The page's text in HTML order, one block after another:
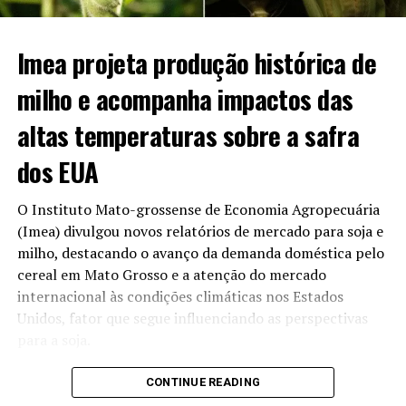
apresenta os seguintes destaques:
Vantagem no varejo:Com média de R$ 3,74/l, os
postos mato-grossenses perdem em preço baixo
apenas para São Paulo (R$ 3,70/l).
Comparativo anual:
representa um recuo de 5,79% em relação ao
mesmo período de 2025, quando o litro custava R$
3,97.
Volume de produção:O estado mantém o
segundo lugar no ranking de fabricação de
combustível limpo no país, ficando atrás apenas do
Adoção da gasolina E32 e
Imea projeta produção histórica de
milho e acompanha impactos das
altas temperaturas sobre a safra
dos EUA
O Instituto Mato-grossense de Economia Agropecuária
(Imea) divulgou novos relatórios de mercado para soja e
milho, destacando o avanço da demanda doméstica pelo
cereal em Mato Grosso e a atenção do mercado
internacional às condições climáticas nos Estados
Unidos, fator que segue influenciando as perspectivas
No caso da soja, o Imea ressalta que as altas
temperaturas registradas nas últimas semanas nos
CONTINUE READING